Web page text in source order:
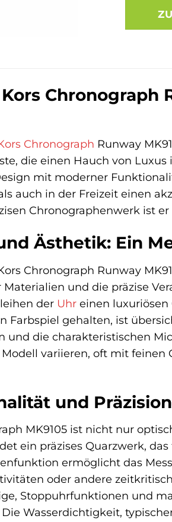
Chronograph
Chronograph Runway
die einen Hauch von
mit moderner
auch in der Freizeit einen
Chronographenwerk ist
Ästhetik: Ein
Chronograph Runway
und die präzise
der Uhr einen
Farbspiel gehalten, ist
und die charakteristischen
variieren, oft mit feinen
und
MK9105 ist nicht nur
ein präzises Quarzwerk,
ermöglicht das
oder andere
Stoppuhrfunktionen und
Wasserdichtigkeit,